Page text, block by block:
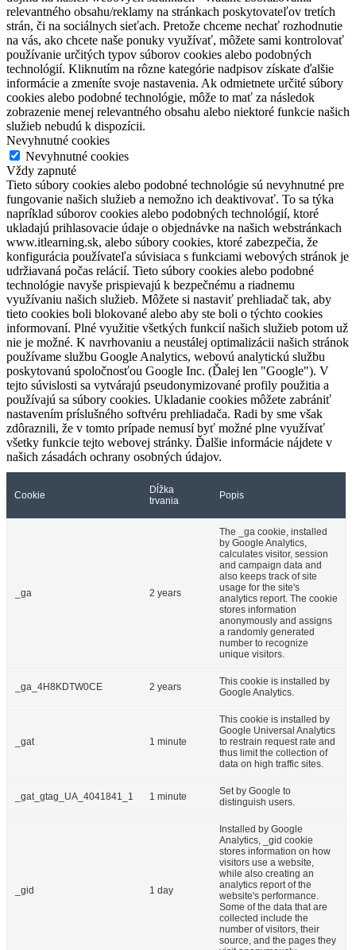
relevantného obsahu/reklamy na stránkach poskytovateľov tretích
strán, či na sociálnych sieťach. Pretože chceme nechať rozhodnutie
na vás, ako chcete naše ponuky využívať, môžete sami kontrolovať
používanie určitých typov súborov cookies alebo podobných
technológií. Kliknutím na rôzne kategórie nadpisov získate ďalšie
informácie a zmeníte svoje nastavenia. Ak odmietnete určité súbory
cookies alebo podobné technológie, môže to mať za následok
zobrazenie menej relevantného obsahu alebo niektoré funkcie našich
služieb nebudú k dispozícii.
Nevyhnutné cookies
Nevyhnutné cookies
Vždy zapnuté
Tieto súbory cookies alebo podobné technológie sú nevyhnutné pre
fungovanie našich služieb a nemožno ich deaktivovať. To sa týka
napríklad súborov cookies alebo podobných technológií, ktoré
ukladajú prihlasovacie údaje o objednávke na našich webstránkach
www.itlearning.sk, alebo súbory cookies, ktoré zabezpečia, že
konfigurácia používateľa súvisiaca s funkciami webových stránok je
udržiavaná počas relácií. Tieto súbory cookies alebo podobné
technológie navyše prispievajú k bezpečnému a riadnemu
využívaniu našich služieb. Môžete si nastaviť prehliadač tak, aby
tieto cookies boli blokované alebo aby ste boli o týchto cookies
informovaní. Plné využitie všetkých funkcií našich služieb potom už
nie je možné. K navrhovaniu a neustálej optimalizácii našich stránok
používame službu Google Analytics, webovú analytickú službu
poskytovanú spoločnosťou Google Inc. (Ďalej len "Google"). V
tejto súvislosti sa vytvárajú pseudonymizované profily použitia a
používajú sa súbory cookies. Ukladanie cookies môžete zabrániť
nastavením príslušného softvéru prehliadača. Radi by sme však
zdôraznili, že v tomto prípade nemusí byť možné plne využívať
všetky funkcie tejto webovej stránky. Ďalšie informácie nájdete v
našich zásadách ochrany osobných údajov.
Cookie
Dĺžka
trvania
Popis
_ga 2 years
The _ga cookie, installed
by Google Analytics,
calculates visitor, session
and campaign data and
also keeps track of site
usage for the site's
analytics report. The cookie
stores information
anonymously and assigns
a randomly generated
number to recognize
unique visitors.
_ga_4H8KDTW0CE 2 years
This cookie is installed by
Google Analytics.
_gat 1 minute
This cookie is installed by
Google Universal Analytics
to restrain request rate and
thus limit the collection of
data on high traffic sites.
_gat_gtag_UA_4041841_1 1 minute
Set by Google to
distinguish users.
_gid 1 day
Installed by Google
Analytics, _gid cookie
stores information on how
visitors use a website,
while also creating an
analytics report of the
website's performance.
Some of the data that are
collected include the
number of visitors, their
source, and the pages they